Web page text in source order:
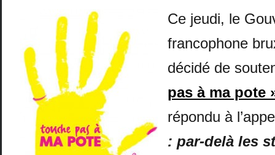
Ce jeudi, le
francophone
décidé de
pas à ma pote
répondu à
: par-delà les